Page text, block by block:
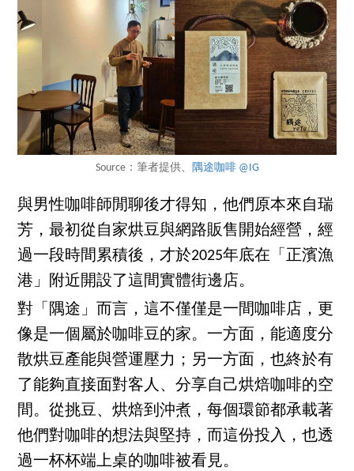
Source：筆者提供、 隅途咖啡 @IG
與男性咖啡師閒聊後才得知，他們原本來自瑞
芳，最初從自家烘豆與網路販售開始經營，經
過一段時間累積後，才於2025年底在「正濱漁
港」附近開設了這間實體街邊店。
對「隅途」而言，這不僅僅是一間咖啡店，更
像是一個屬於咖啡豆的家。一方面，能適度分
散烘豆產能與營運壓力；另一方面，也終於有
了能夠直接面對客人、分享自己烘焙咖啡的空
間。從挑豆、烘焙到沖煮，每個環節都承載著
他們對咖啡的想法與堅持，而這份投入，也透
過一杯杯端上桌的咖啡被看見。